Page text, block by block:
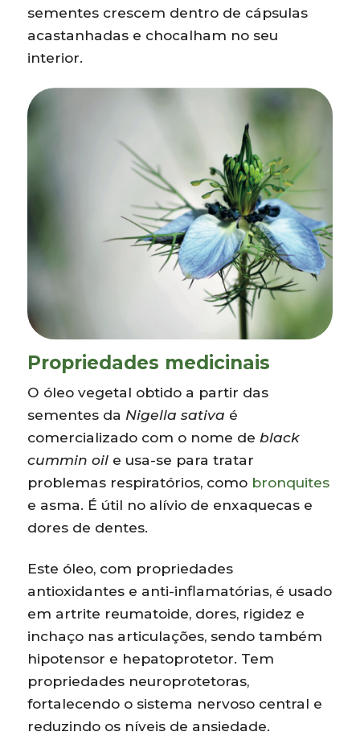
sementes crescem dentro de cápsulas
acastanhadas e chocalham no seu
interior.
Propriedades medicinais
O óleo vegetal obtido a partir das
sementes da Nigella sativa é
comercializado com o nome de black
cummin oil e usa-se para tratar
problemas respiratórios, como bronquites
e asma. É útil no alívio de enxaquecas e
dores de dentes.
Este óleo, com propriedades
antioxidantes e anti-inflamatórias, é usado
em artrite reumatoide, dores, rigidez e
inchaço nas articulações, sendo também
hipotensor e hepatoprotetor. Tem
propriedades neuroprotetoras,
fortalecendo o sistema nervoso central e
reduzindo os níveis de ansiedade.